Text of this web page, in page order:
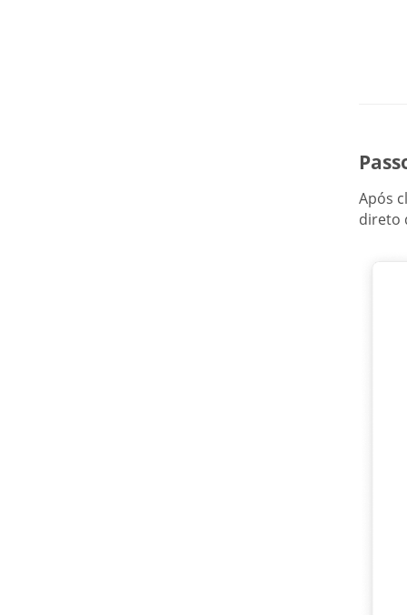
Após
direto